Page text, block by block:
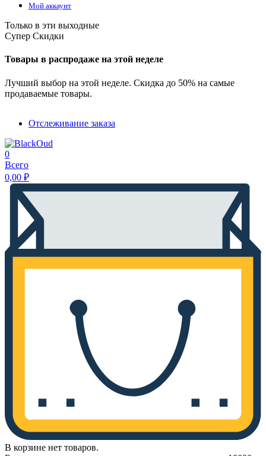
Мой аккаунт
Только в эти выходные
Супер Скидки
Товары в распродаже на этой неделе
Лучший выбор на этой неделе. Скидка до 50% на самые
продаваемые товары.
Отслеживание заказа
0
Всего
0,00 ₽
В корзине нет товаров.